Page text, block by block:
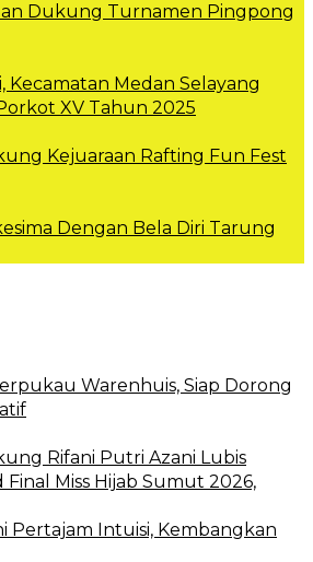
Dukung Turnamen Pingpong
Kecamatan Medan Selayang
XV Tahun 2025
Kejuaraan Rafting Fun Fest
Dengan Bela Diri Tarung
Warenhuis, Siap Dorong
Rifani Putri Azani Lubis
Miss Hijab Sumut 2026,
Pertajam Intuisi, Kembangkan